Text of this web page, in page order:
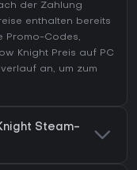
der Zahlung
enthalten bereits
Promo-Codes,
Knight Preis auf PC
an, um zum
Steam-